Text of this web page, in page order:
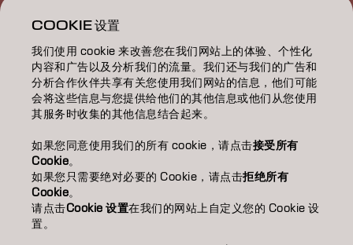
关于
美发沙龙查找
成为合作伙伴
联系我们
版权声明隐私政策Cookie 政策使用条款无障碍访问
可持续发展承诺
COOKIE 设置
我们使用 cookie 来改善您在我们网站上的体验、个性化
内容和广告以及分析我们的流量。我们还与我们的广告和
分析合作伙伴共享有关您使用我们网站的信息，他们可能
会将这些信息与您提供给他们的其他信息或他们从您使用
其服务时收集的其他信息结合起来。
如果您同意使用我们的所有 cookie，请点击接受所有
Cookie。
如果您只需要绝对必要的 Cookie，请点击拒绝所有
Cookie。
请点击Cookie 设置在我们的网站上自定义您的 Cookie 设
置。